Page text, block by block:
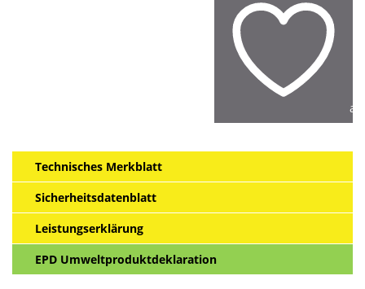
Technisches Merkblatt
Sicherheitsdatenblatt
Leistungserklärung
EPD Umweltproduktdeklaration